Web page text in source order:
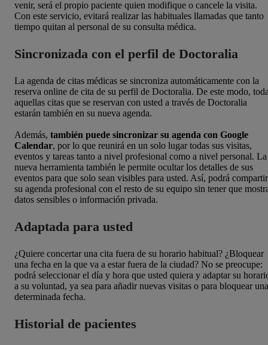
venir, será el propio paciente quien modifique o cancele la visita.
Con este servicio, evitará realizar las habituales llamadas que tanto
tiempo quitan al personal de su consulta médica.
Sincronizada con el perfil de Doctoralia
La agenda de citas médicas se sincroniza automáticamente con la
reserva online de cita de su perfil de Doctoralia. De este modo,
aquellas citas que se reservan con usted a través de Doctoralia
estarán también en su nueva agenda.
Además, también puede sincronizar su agenda con Google
Calendar, por lo que reunirá en un solo lugar todas sus visitas,
eventos y tareas tanto a nivel profesional como a nivel personal. La
nueva herramienta también le permite ocultar los detalles de sus
eventos para que solo sean visibles para usted. Así, podrá compartir
su agenda profesional con el resto de su equipo sin tener que
datos sensibles o información privada.
Adaptada para usted
¿Quiere concertar una cita fuera de su horario habitual? ¿Bloquear
una fecha en la que va a estar fuera de la ciudad? No se preocupe:
podrá seleccionar el día y hora que usted quiera y adaptar su
a su voluntad, ya sea para añadir nuevas visitas o para bloquear una
determinada fecha.
Historial de pacientes